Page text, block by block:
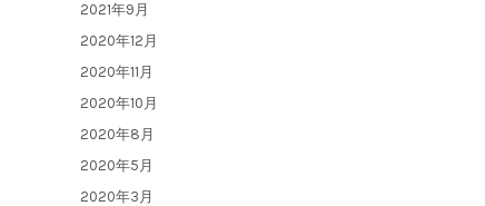
2021年9月
2020年12月
2020年11月
2020年10月
2020年8月
2020年5月
2020年3月